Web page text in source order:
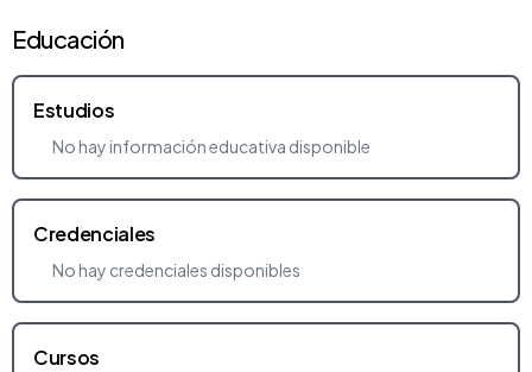
Educación
Estudios
No hay información educativa disponible
Credenciales
No hay credenciales disponibles
Cursos